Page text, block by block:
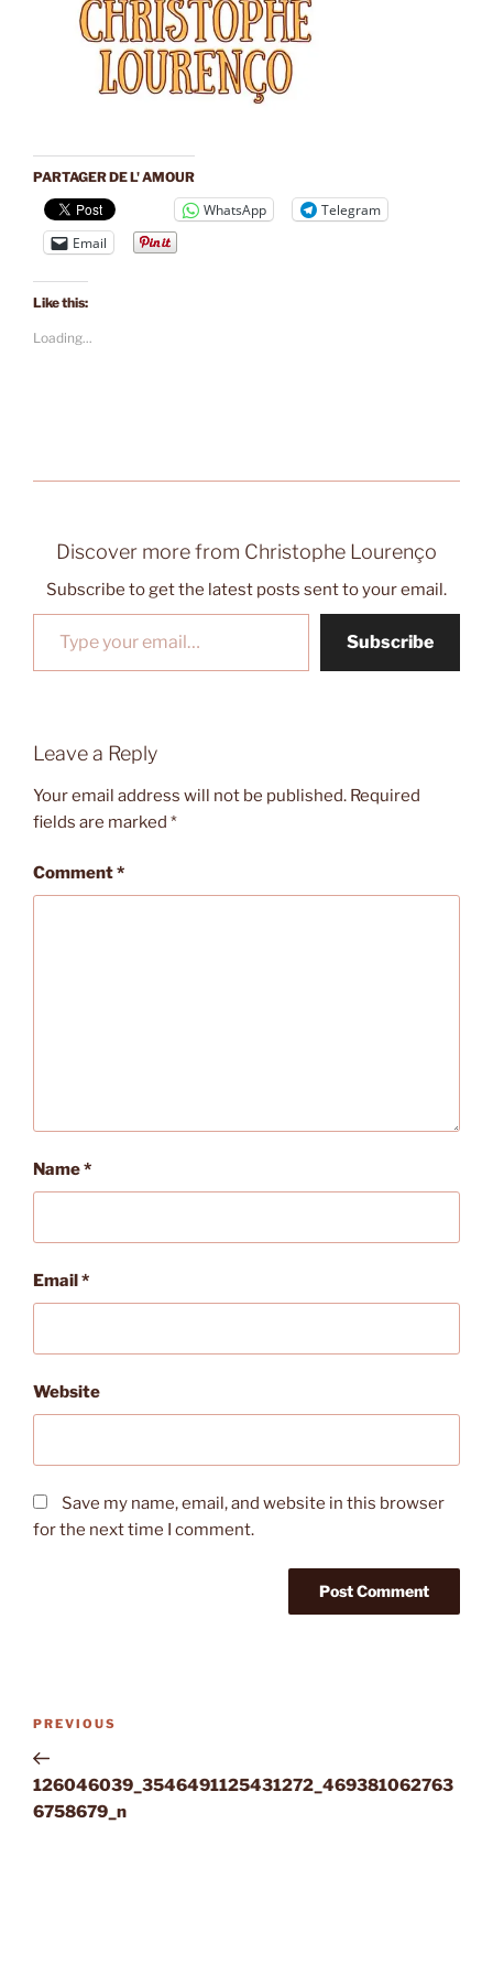
PARTAGER DE L' AMOUR
WhatsApp
Telegram
Email
Like this:
Loading...
Discover more from Christophe Lourenço
Subscribe to get the latest posts sent to your email.
Type your email…
Subscribe
Leave a Reply
Your email address will not be published. Required
fields are marked *
Comment*
Name*
Email*
Website
Save my name, email, and website in this browser
for the next time I comment.
Previous
Post
PREVIOUS
126046039_3546491125431272_469381062763
6758679_n